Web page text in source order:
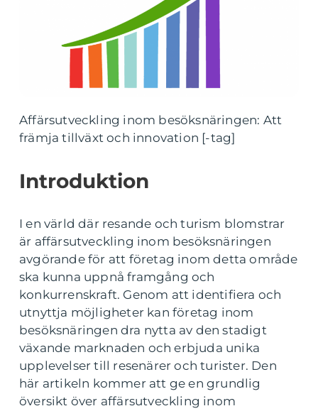
Affärsutveckling inom besöksnäringen: Att
främja tillväxt och innovation [-tag]
Introduktion
I en värld där resande och turism blomstrar
är affärsutveckling inom besöksnäringen
avgörande för att företag inom detta område
ska kunna uppnå framgång och
konkurrenskraft. Genom att identifiera och
utnyttja möjligheter kan företag inom
besöksnäringen dra nytta av den stadigt
växande marknaden och erbjuda unika
upplevelser till resenärer och turister. Den
här artikeln kommer att ge en grundlig
översikt över affärsutveckling inom